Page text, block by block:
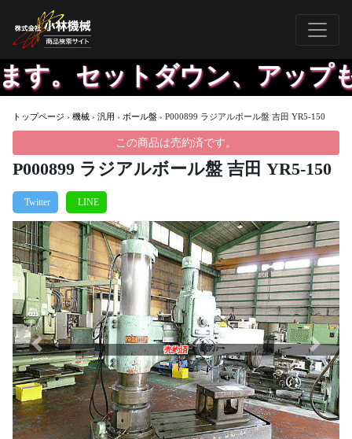
セットダウン、アップも
トップページ › 機械 › 汎用 › ボール盤 › P000899 ラジアルボール盤 吉田 YR5-150
この商品は売約済です。
P000899 ラジアルボール盤 吉田 YR5-150
売約済
Previous Next